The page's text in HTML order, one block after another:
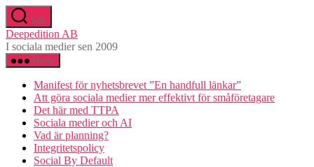
Hoppa
till
innehåll
Sök
Deepedition AB
I sociala medier sen 2009
Meny
Manifest för nyhetsbrevet ”En handfull länkar”
Att göra sociala medier mer effektivt för småföretagare
Det här med TTPA
Sociala medier och AI
Vad är planning?
Integritetspolicy
Social By Default